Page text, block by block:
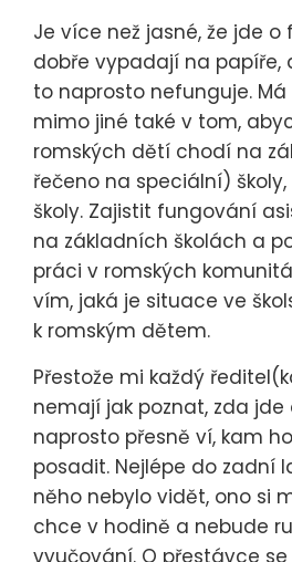
Je více než jasné, že jde
dobře vypadají na papíře,
to naprosto nefunguje.
mimo jiné také v tom,
romských dětí chodí na
řečeno na speciální)
školy. Zajistit fungování
na základních školách a
práci v romských
vím, jaká je situace ve
k romským dětem.
Přestože mi každý
nemají jak poznat, zda
naprosto přesně ví, kam
posadit. Nejlépe do zadní
něho nebylo vidět, ono si
chce v hodině a nebude
vyučování. O přestávce